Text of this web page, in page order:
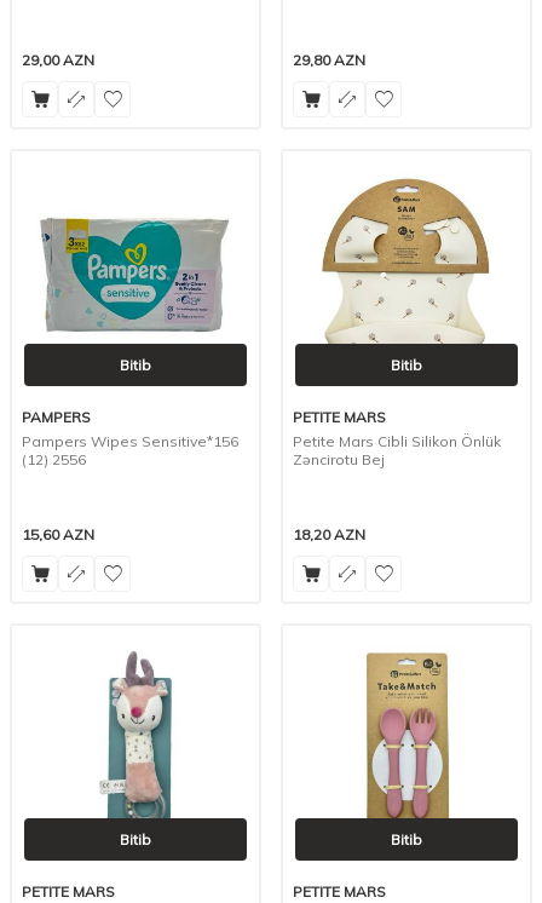
29,00AZN 29,80AZN
Bitib
PAMPERS
Pampers Wipes Sensitive*156
(12) 2556
15,60AZN
Bitib
PETITE MARS
Petite Mars Cibli Silikon Önlük
Zəncirotu Bej
18,20AZN
Bitib
PETITE MARS
Bitib
PETITE MARS